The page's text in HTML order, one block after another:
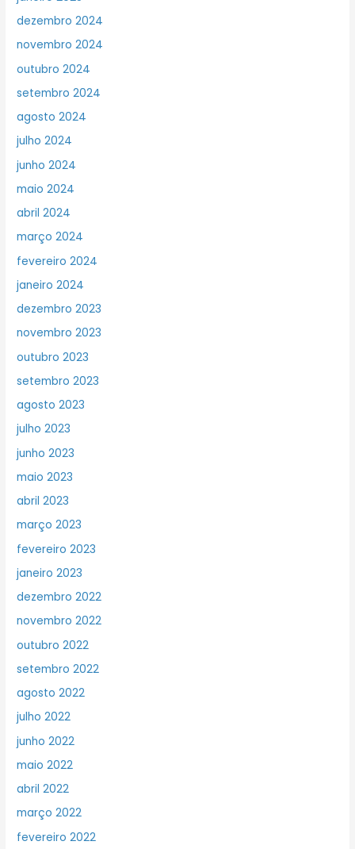
dezembro 2024
novembro 2024
outubro 2024
setembro 2024
agosto 2024
julho 2024
junho 2024
maio 2024
abril 2024
março 2024
fevereiro 2024
janeiro 2024
dezembro 2023
novembro 2023
outubro 2023
setembro 2023
agosto 2023
julho 2023
junho 2023
maio 2023
abril 2023
março 2023
fevereiro 2023
janeiro 2023
dezembro 2022
novembro 2022
outubro 2022
setembro 2022
agosto 2022
julho 2022
junho 2022
maio 2022
abril 2022
março 2022
fevereiro 2022